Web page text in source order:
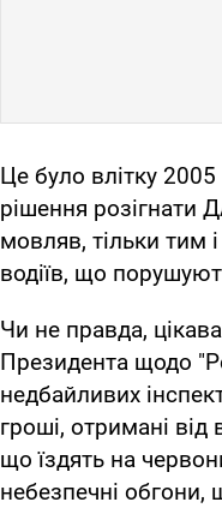
Це було влітку
рішення розігнати
мовляв, тільки тим
водіїв, що
Чи не правда,
Президента щодо
недбайливих
гроші, отримані
що їздять на
небезпечні обгони,